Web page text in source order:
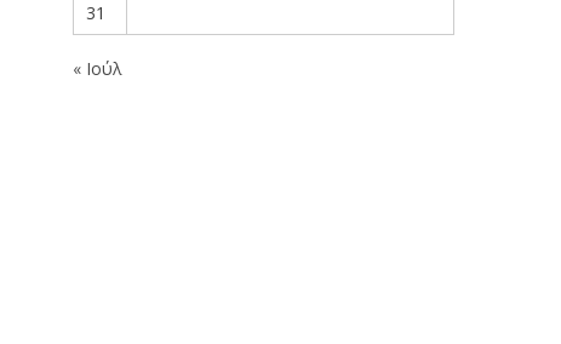
31
« Ιούλ